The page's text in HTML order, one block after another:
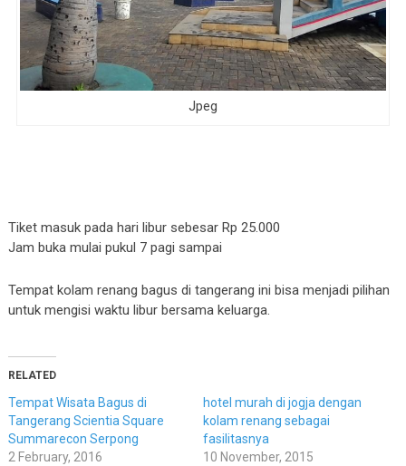
Jpeg
Tiket masuk pada hari libur sebesar Rp 25.000
Jam buka mulai pukul 7 pagi sampai
Tempat kolam renang bagus di tangerang ini bisa menjadi pilihan
untuk mengisi waktu libur bersama keluarga.
RELATED
Tempat Wisata Bagus di
Tangerang Scientia Square
Summarecon Serpong
2 February, 2016
hotel murah di jogja dengan
kolam renang sebagai
fasilitasnya
10 November, 2015